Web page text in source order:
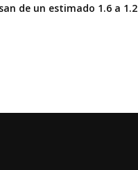
de un estimado 1.6 a